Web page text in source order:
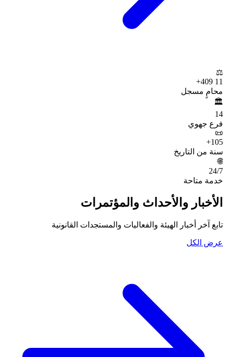
⚖️
11 409
+
محامٍ مسجل
🏛️
14
فرع جهوي
📜
105
+
سنة من التاريخ
🌐
24/7
خدمة متاحة
الأخبار والأحداث والمؤتمرات
تابع آخر أخبار الهيئة والفعاليات والمستجدات القانونية
عرض الكل